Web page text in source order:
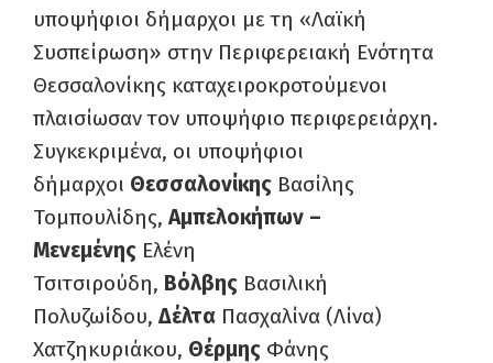
υποψήφιοι δήμαρχοι με τη «Λαϊκή
Συσπείρωση» στην Περιφερειακή Ενότητα
Θεσσαλονίκης καταχειροκροτούμενοι
πλαισίωσαν τον υποψήφιο περιφερειάρχη.
Συγκεκριμένα, οι υποψήφιοι
δήμαρχοι Θεσσαλονίκης Βασίλης
Τομπουλίδης, Αμπελοκήπων –
Μενεμένης Ελένη
Τσιτσιρούδη, Βόλβης Βασιλική
Πολυζωίδου, Δέλτα Πασχαλίνα (Λίνα)
Χατζηκυριάκου, Θέρμης Φάνης